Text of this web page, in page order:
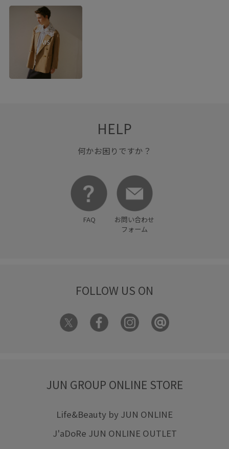
VIS
HELP
何かお困りですか？
FAQ
お問い合わせ
フォーム
FOLLOW US ON
JUN GROUP ONLINE STORE
Life&Beauty by JUN ONLINE
J'aDoRe JUN ONLINE OUTLET